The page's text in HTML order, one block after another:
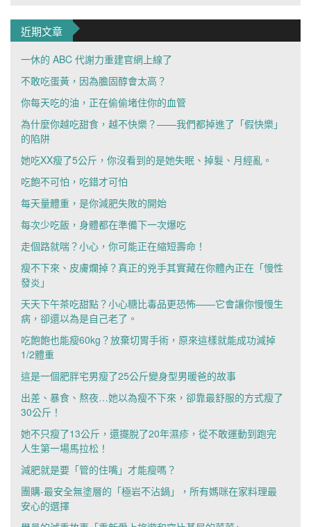
近期文章
一休的 ABC 代謝力重建官網上線了
不敢吃蛋黃，因為膽固醇會太高？
你每天吃的油，正在偷偷堵住你的血管
為什麼你越吃甜食，越不快樂？——我們都掉進了「假快樂」
的陷阱
她吃XX瘦了5公斤，你沒看到的是她失眠、掉髮、月經亂。
吃飽不可怕，吃錯才可怕
每天量體重，是你減肥失敗的開始
每次少吃飯，身體都在準備下一次爆吃
走個路就喘？小心，你可能正在縮短壽命！
瘦不下來、皮膚爛掉？真正的兇手其實藏在你體內正在「慢性
發炎」
天天下午茶吃甜點？小心糖比毒品更恐怖——它會讓你慢慢生
病，卻還以為是自己老了。
吃飽飽也能瘦60kg？放棄切胃手術，原來這樣就能成功減掉
1/2體重
這是一個肥胖宅男瘦了25公斤變身型男暖爸的故事
出差、暴食、熬夜…她以為瘦不下來，卻靠最舒服的方式瘦了
30公斤！
她不只瘦了13公斤，還擺脫了20年濕疹，從不敢運動到跑完
人生第一場馬拉松！
減肥就是要「管的住嘴」才能瘦嗎？
團購-最安全無塗層的「極岩不沾鍋」，所有媽咪在家料理最
安心的選擇